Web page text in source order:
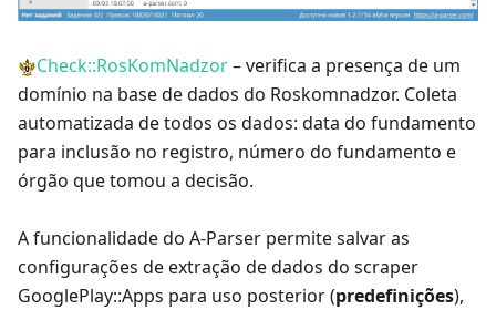
Check::RosKomNadzor– verifica a presença de um
domínio na base de dados do Roskomnadzor. Coleta
automatizada de todos os dados: data do fundamento
para inclusão no registro, número do fundamento e
órgão que tomou a decisão.
A funcionalidade do A-Parser permite salvar as
configurações de extração de dados do scraper
GooglePlay::Apps para uso posterior (predefinições),